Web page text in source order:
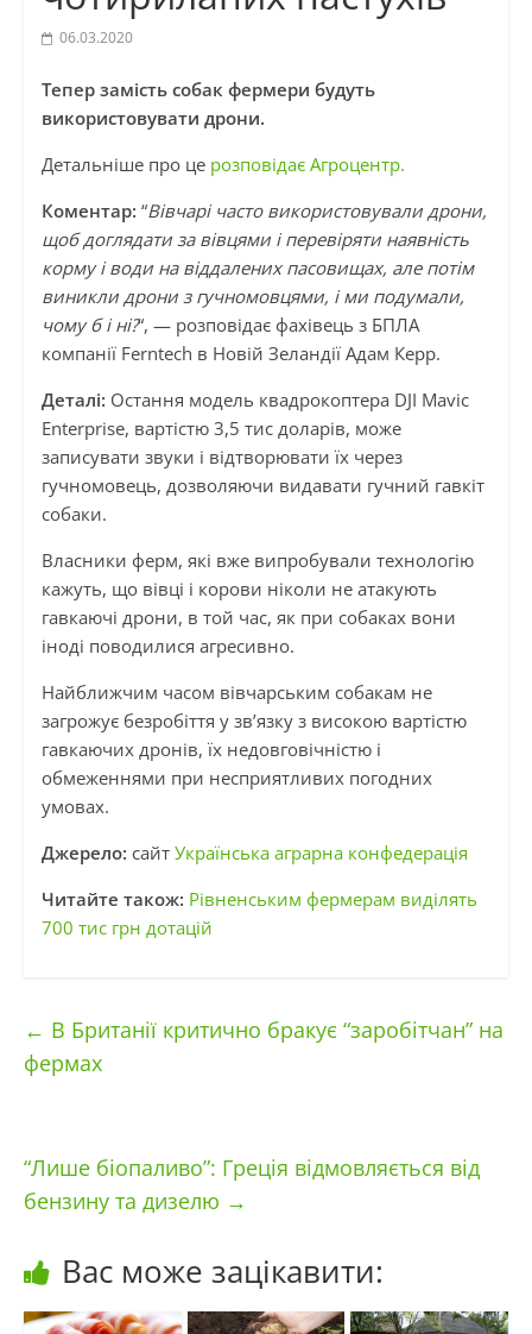
06.03.2020
Тепер замість собак фермери будуть
використовувати дрони.
Детальніше про це розповідає Агроцентр.
Коментар: “Вівчарі часто використовували дрони,
щоб доглядати за вівцями і перевіряти наявність
корму і води на віддалених пасовищах, але потім
виникли дрони з гучномовцями, і ми подумали,
чому б і ні?“, — розповідає фахівець з БПЛА
компанії Ferntech в Новій Зеландії Адам Керр.
Деталі: Остання модель квадрокоптера DJI Mavic
Enterprise, вартістю 3,5 тис доларів, може
записувати звуки і відтворювати їх через
гучномовець, дозволяючи видавати гучний гавкіт
собаки.
Власники ферм, які вже випробували технологію
кажуть, що вівці і корови ніколи не атакують
гавкаючі дрони, в той час, як при собаках вони
іноді поводилися агресивно.
Найближчим часом вівчарським собакам не
загрожує безробіття у зв’язку з високою вартістю
гавкаючих дронів, їх недовговічністю і
обмеженнями при несприятливих погодних
умовах.
Джерело: сайт Українська аграрна конфедерація
Читайте також: Рівненським фермерам виділять
700 тис грн дотацій
← В Британії критично бракує “заробітчан” на
фермах
“Лише біопаливо”: Греція відмовляється від
бензину та дизелю →
Вас може зацікавити: